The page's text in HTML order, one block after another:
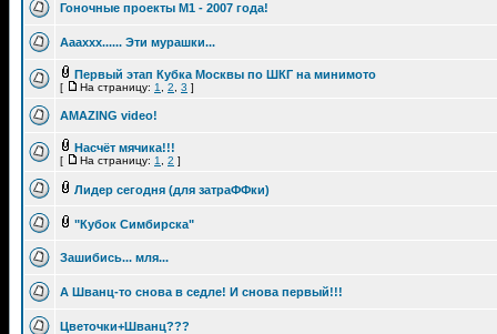
Гоночные проекты M1 - 2007 года!
Аааххх...... Эти мурашки...
Первый этап Кубка Москвы по ШКГ на минимото
[ На страницу: 1 2 3 ]
AMAZING video!
Насчёт мячика!!!
[ На страницу: 1 2 ]
Лидер сегодня (для затраФФки)
"Кубок Симбирска"
Зашибись... мля...
А Шванц-то снова в седле! И снова первый!!!
Цветочки+Шванц???